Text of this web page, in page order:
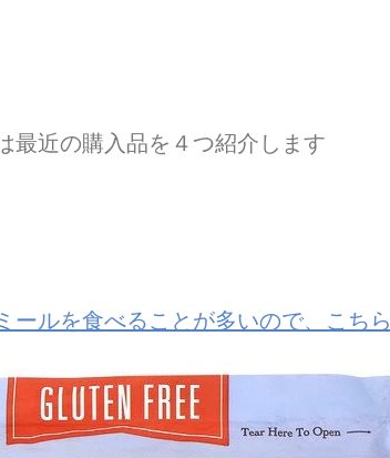
最近の購入品を４つ紹介します
ールを食べることが多いので、こちら